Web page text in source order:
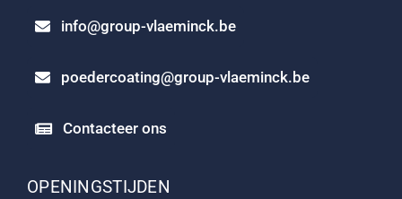
info@group-vlaeminck.be
poedercoating@group-vlaeminck.be
Contacteer ons
OPENINGSTIJDEN